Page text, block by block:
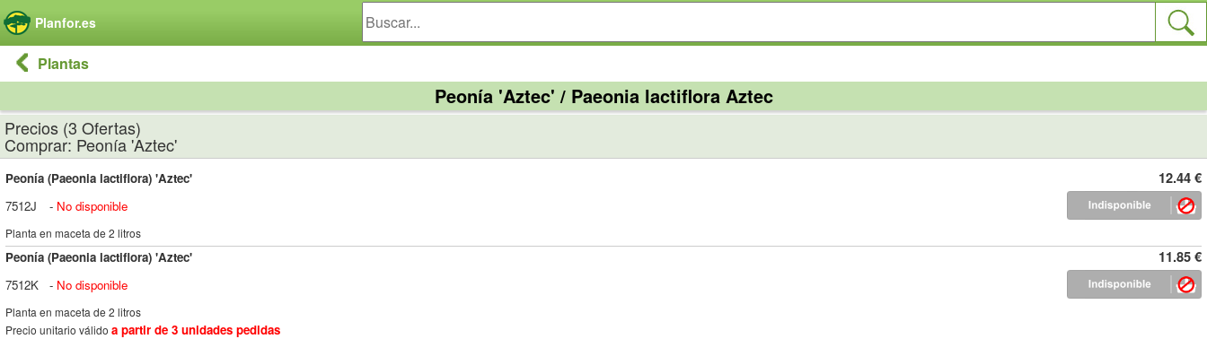
Planfor.es
Plantas
Peonía 'Aztec' / Paeonia lactiflora Aztec
Precios (3 Ofertas)
Comprar: Peonía 'Aztec'
12.44 €
Peonía (Paeonia lactiflora) 'Aztec'
7512J
- No disponible
Planta en maceta de 2 litros
11.85 €
Peonía (Paeonia lactiflora) 'Aztec'
7512K
- No disponible
Planta en maceta de 2 litros
Precio unitario válido a partir de 3 unidades pedidas
Panel de gestión de cookies